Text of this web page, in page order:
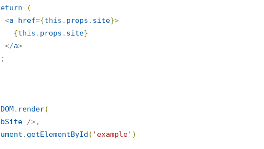
(
      <
a href={this . props . site}>
{this . props . site}
      </
a>
;
. render(
/>,
. getElementById ( ' example' )